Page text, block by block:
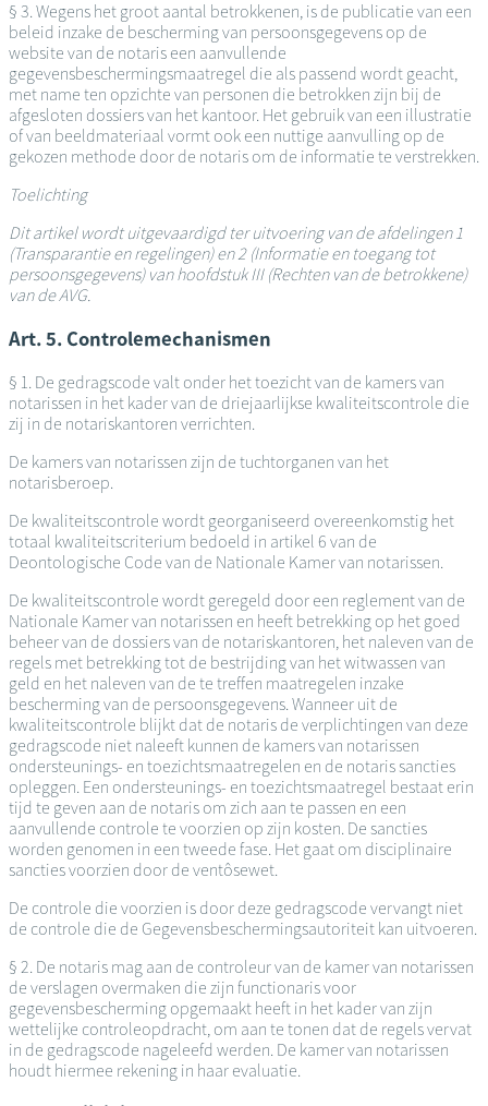
§ 3. Wegens het groot aantal betrokkenen, is de publicatie van een
beleid inzake de bescherming van persoonsgegevens op de
website van de notaris een aanvullende
gegevensbeschermingsmaatregel die als passend wordt geacht,
met name ten opzichte van personen die betrokken zijn bij de
afgesloten dossiers van het kantoor. Het gebruik van een illustratie
of van beeldmateriaal vormt ook een nuttige aanvulling op de
gekozen methode door de notaris om de informatie te verstrekken.
Toelichting
Dit artikel wordt uitgevaardigd ter uitvoering van de afdelingen 1
(Transparantie en regelingen) en 2 (Informatie en toegang tot
persoonsgegevens) van hoofdstuk III (Rechten van de betrokkene)
van de AVG.
Art. 5. Controlemechanismen
§ 1. De gedragscode valt onder het toezicht van de kamers van
notarissen in het kader van de driejaarlijkse kwaliteitscontrole die
zij in de notariskantoren verrichten.
De kamers van notarissen zijn de tuchtorganen van het
notarisberoep.
De kwaliteitscontrole wordt georganiseerd overeenkomstig het
totaal kwaliteitscriterium bedoeld in artikel 6 van de
Deontologische Code van de Nationale Kamer van notarissen.
De kwaliteitscontrole wordt geregeld door een reglement van de
Nationale Kamer van notarissen en heeft betrekking op het goed
beheer van de dossiers van de notariskantoren, het naleven van de
regels met betrekking tot de bestrijding van het witwassen van
geld en het naleven van de te treffen maatregelen inzake
bescherming van de persoonsgegevens. Wanneer uit de
kwaliteitscontrole blijkt dat de notaris de verplichtingen van deze
gedragscode niet naleeft kunnen de kamers van notarissen
ondersteunings- en toezichtsmaatregelen en de notaris sancties
opleggen. Een ondersteunings- en toezichtsmaatregel bestaat erin
tijd te geven aan de notaris om zich aan te passen en een
aanvullende controle te voorzien op zijn kosten. De sancties
worden genomen in een tweede fase. Het gaat om disciplinaire
sancties voorzien door de ventôsewet.
De controle die voorzien is door deze gedragscode vervangt niet
de controle die de Gegevensbeschermingsautoriteit kan uitvoeren.
§ 2. De notaris mag aan de controleur van de kamer van notarissen
de verslagen overmaken die zijn functionaris voor
gegevensbescherming opgemaakt heeft in het kader van zijn
wettelijke controleopdracht, om aan te tonen dat de regels vervat
in de gedragscode nageleefd werden. De kamer van notarissen
houdt hiermee rekening in haar evaluatie.